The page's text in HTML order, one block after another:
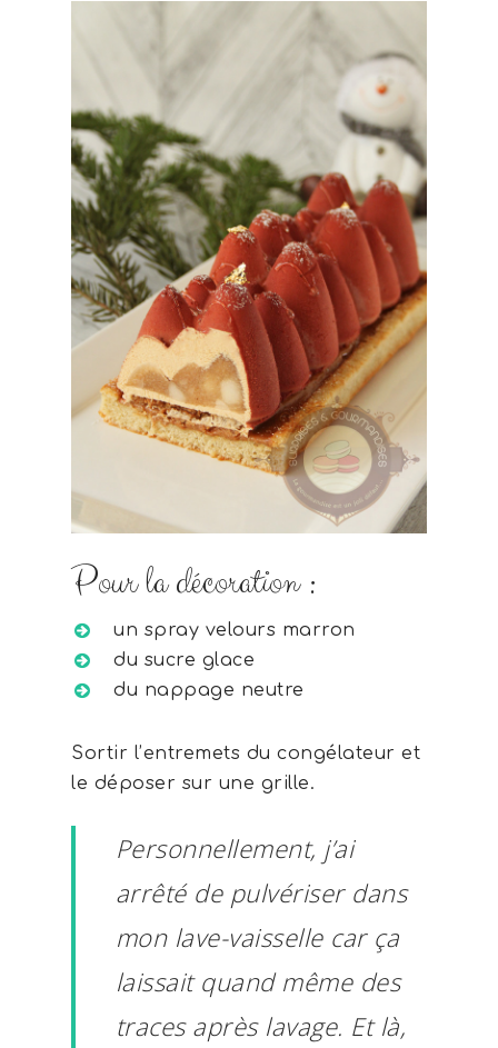
Pour la décoration :
un spray velours marron
du sucre glace
du nappage neutre
Sortir l’entremets du congélateur et
le déposer sur une grille.
Personnellement, j’ai
arrêté de pulvériser dans
mon lave-vaisselle car ça
laissait quand même des
traces après lavage. Et là,